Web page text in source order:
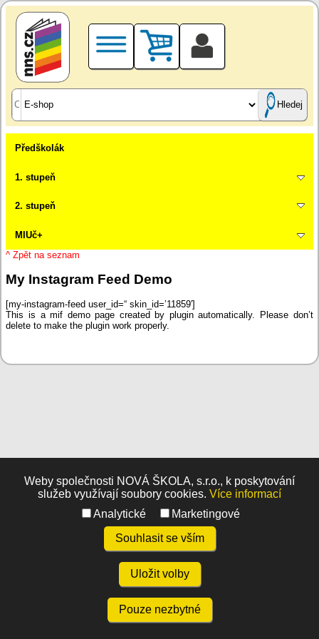
Hledej
Předškolák
1. stupeň
2. stupeň
MIUč+
^ Zpět na seznam
My Instagram Feed Demo
[my-instagram-feed user_id=“ skin_id=’11859′]
This is a mif demo page created by plugin automatically. Please don’t
delete to make the plugin work properly.
Weby společnosti NOVÁ ŠKOLA, s.r.o., k poskytování
služeb využívají soubory cookies. Více informací
Analytické
Marketingové
Souhlasit se vším
Uložit volby
Pouze nezbytné